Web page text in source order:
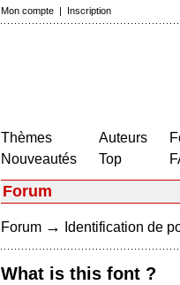
Mon compte | Inscription
Thèmes
Nouveautés
Auteurs
Top
Forum
Forum → Identification de
What is this font ?